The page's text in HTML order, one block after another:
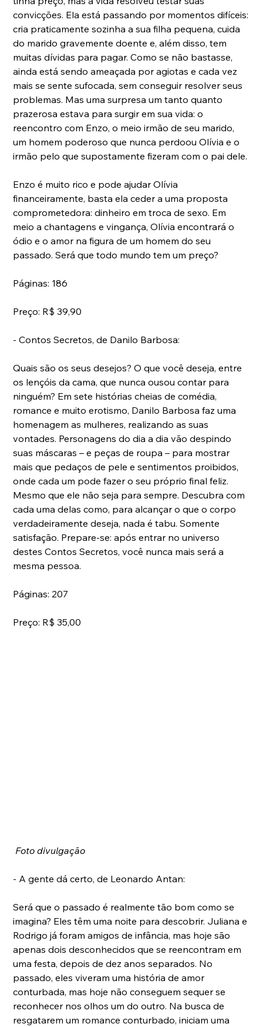
convicções. Ela está passando por momentos difíceis:
cria praticamente sozinha a sua filha pequena, cuida
do marido gravemente doente e, além disso, tem
muitas dívidas para pagar. Como se não bastasse,
ainda está sendo ameaçada por agiotas e cada vez
mais se sente sufocada, sem conseguir resolver seus
problemas. Mas uma surpresa um tanto quanto
prazerosa estava para surgir em sua vida: o
reencontro com Enzo, o meio irmão de seu marido,
um homem poderoso que nunca perdoou Olívia e o
irmão pelo que supostamente fizeram com o pai dele.
Enzo é muito rico e pode ajudar Olívia
financeiramente, basta ela ceder a uma proposta
comprometedora: dinheiro em troca de sexo. Em
meio a chantagens e vingança, Olívia encontrará o
ódio e o amor na figura de um homem do seu
passado. Será que todo mundo tem um preço?
Páginas: 186
Preço: R$ 39,90
- Contos Secretos, de Danilo Barbosa:
Quais são os seus desejos? O que você deseja, entre
os lençóis da cama, que nunca ousou contar para
ninguém? Em sete histórias cheias de comédia,
romance e muito erotismo, Danilo Barbosa faz uma
homenagem as mulheres, realizando as suas
vontades. Personagens do dia a dia vão despindo
suas máscaras – e peças de roupa – para mostrar
mais que pedaços de pele e sentimentos proibidos,
onde cada um pode fazer o seu próprio final feliz.
Mesmo que ele não seja para sempre. Descubra com
cada uma delas como, para alcançar o que o corpo
verdadeiramente deseja, nada é tabu. Somente
satisfação. Prepare-se: após entrar no universo
destes Contos Secretos, você nunca mais será a
mesma pessoa.
Páginas: 207
Preço: R$ 35,00
Foto divulgação
- A gente dá certo, de Leonardo Antan:
Será que o passado é realmente tão bom como se
imagina? Eles têm uma noite para descobrir. Juliana e
Rodrigo já foram amigos de infância, mas hoje são
apenas dois desconhecidos que se reencontram em
uma festa, depois de dez anos separados. No
passado, eles viveram uma história de amor
conturbada, mas hoje não conseguem sequer se
reconhecer nos olhos um do outro. Na busca de
resgatarem um romance conturbado, iniciam uma